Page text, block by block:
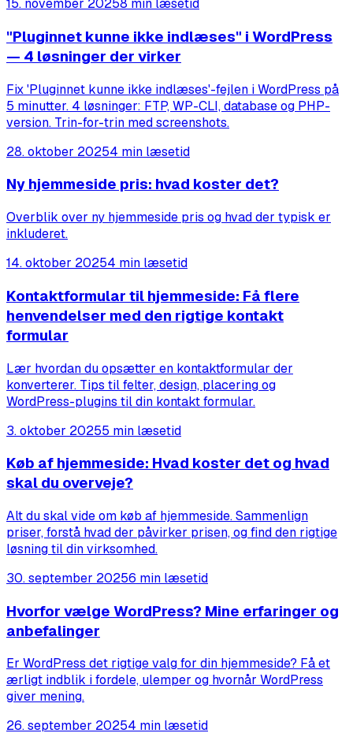
15. november 20258 min læsetid
"Pluginnet kunne ikke indlæses" i WordPress
— 4 løsninger der virker
Fix 'Pluginnet kunne ikke indlæses'-fejlen i WordPress på
5 minutter. 4 løsninger: FTP, WP-CLI, database og PHP-
version. Trin-for-trin med screenshots.
28. oktober 20254 min læsetid
Ny hjemmeside pris: hvad koster det?
Overblik over ny hjemmeside pris og hvad der typisk er
inkluderet.
14. oktober 20254 min læsetid
Kontaktformular til hjemmeside: Få flere
henvendelser med den rigtige kontakt
formular
Lær hvordan du opsætter en kontaktformular der
konverterer. Tips til felter, design, placering og
WordPress-plugins til din kontakt formular.
3. oktober 20255 min læsetid
Køb af hjemmeside: Hvad koster det og hvad
skal du overveje?
Alt du skal vide om køb af hjemmeside. Sammenlign
priser, forstå hvad der påvirker prisen, og find den rigtige
løsning til din virksomhed.
30. september 20256 min læsetid
Hvorfor vælge WordPress? Mine erfaringer og
anbefalinger
Er WordPress det rigtige valg for din hjemmeside? Få et
ærligt indblik i fordele, ulemper og hvornår WordPress
giver mening.
26. september 20254 min læsetid